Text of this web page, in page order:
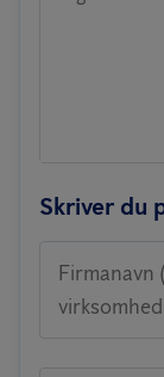
Skriver du
Firmanavn